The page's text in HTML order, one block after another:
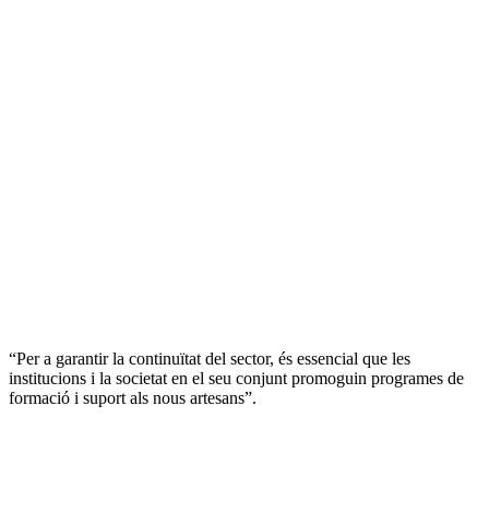
“Per a garantir la continuïtat del sector, és essencial que les
institucions i la societat en el seu conjunt promoguin programes de
formació i suport als nous artesans”.